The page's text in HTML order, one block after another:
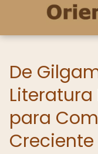
De
para
Creciente